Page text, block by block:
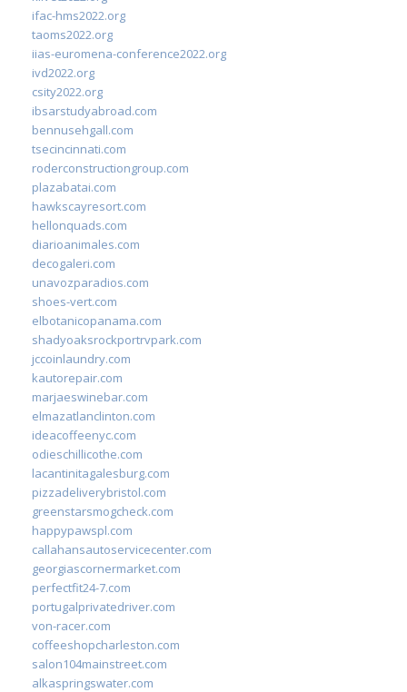
ifac-hms2022.org
taoms2022.org
iias-euromena-conference2022.org
ivd2022.org
csity2022.org
ibsarstudyabroad.com
bennusehgall.com
tsecincinnati.com
roderconstructiongroup.com
plazabatai.com
hawkscayresort.com
hellonquads.com
diarioanimales.com
decogaleri.com
unavozparadios.com
shoes-vert.com
elbotanicopanama.com
shadyoaksrockportrvpark.com
jccoinlaundry.com
kautorepair.com
marjaeswinebar.com
elmazatlanclinton.com
ideacoffeenyc.com
odieschillicothe.com
lacantinitagalesburg.com
pizzadeliverybristol.com
greenstarsmogcheck.com
happypawspl.com
callahansautoservicecenter.com
georgiascornermarket.com
perfectfit24-7.com
portugalprivatedriver.com
von-racer.com
coffeeshopcharleston.com
salon104mainstreet.com
alkaspringswater.com